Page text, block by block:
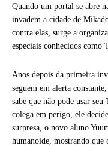
Quando um portal se abre
invadem a cidade de
contra elas, surge a
especiais conhecidos como
Anos depois da primeira
seguem em alerta
sabe que não pode usar
colega em perigo, ele
surpresa, o novo aluno
humanoide, mostrando